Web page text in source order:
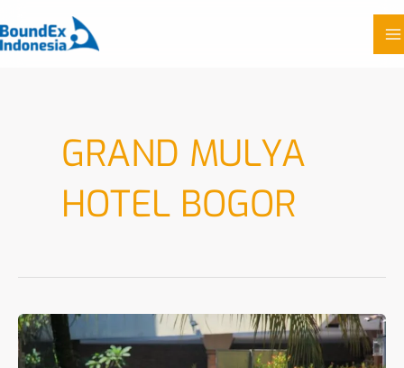
GRAND MULYA
HOTEL BOGOR
Paket
Gathering
Plus